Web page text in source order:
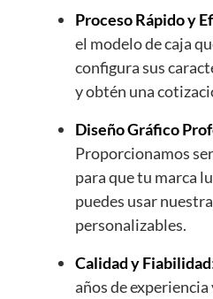
Proceso Rápido y
el modelo de caja
configura sus
y obtén una
Diseño Gráfico
Proporcionamos
para que tu marca
puedes usar
personalizables.
Calidad y Fiabilidad
años de experiencia